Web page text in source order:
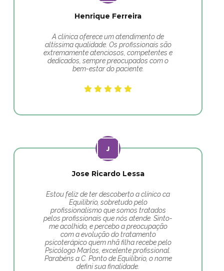
Henrique Ferreira
A clínica oferece um atendimento de
altíssima qualidade. Os profissionais são
extremamente atenciosos, competentes e
dedicados, sempre preocupados com o
bem-estar do paciente.
Jose Ricardo Lessa
Estou feliz de ter descoberto a clínico ca
Equilíbrio, sobretudo pelo
profissionalismo que somos tratados
pelos profissionais que nós atende. Sinto-
me acolhido, e percebo a preocupação
com a evolução do tratamento
psicoterápico quem nhã filha recebe pelo
Psicólogo Marlos, excelente profissional.
Parabéns a C. Ponto de Equilíbrio, o nome
defini sua finalidade.